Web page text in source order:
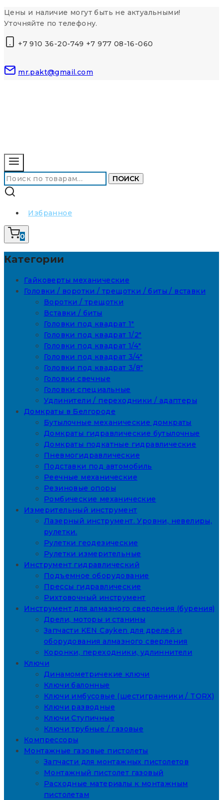
Перейти
к
Цены и наличие могут быть не актуальными!
Уточняйте по телефону.
+7 910 36-20-749 +7 977 08-16-060
mr.pakt@gmail.com
Искать: ПОИСК
Избранное
0
Категории
Гайковерты механические
Головки / воротки / трещотки / биты / вставки
Воротки / трещотки
Вставки / биты
Головки под квадрат 1"
Головки под квадрат 1/2"
Головки под квадрат 1/4"
Головки под квадрат 3/4"
Головки под квадрат 3/8"
Головки свечные
Головки специальные
Удлинители / переходники / адаптеры
Домкраты в Белгороде
Бутылочные механические домкраты
Домкраты гидравлические бутылочные
Домкраты подкатные гидравлические
Пневмогидравлические
Подставки под автомобиль
Реечные механические
Резиновые опоры
Ромбические механические
Измерительный инструмент
Лазерный инструмент. Уровни, невелиры,
рулетки.
Рулетки геодезические
Рулетки измерительные
Инструмент гидравлический
Подъемное оборудование
Прессы гидравлические
Рихтовочный инструмент
Инструмент для алмазного сверления (бурения)
Дрели, моторы и станины
Запчасти KEN Cayken для дрелей и
оборудования алмазного сверления
Коронки, переходники, удлиннители
Ключи
Динамометричекие ключи
Ключи балонные
Ключи имбусовые (шестигранники / TORX)
Ключи разводные
Ключи Ступичные
Ключи трубные / газовые
Компрессоры
Монтажные газовые пистолеты
Запчасти для монтажных пистолетов
Монтажный пистолет газовый
Расходные материалы к монтажным
пистолетам